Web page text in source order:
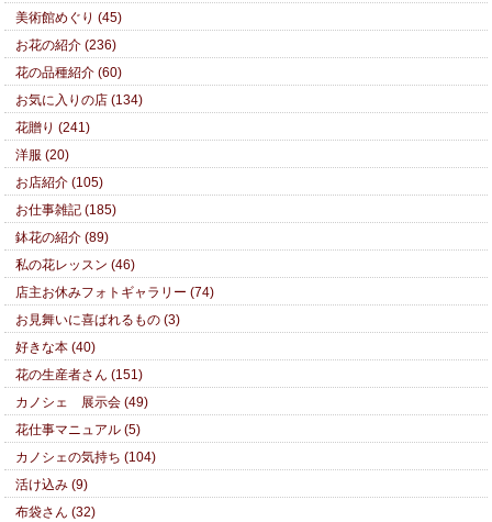
美術館めぐり (45)
お花の紹介 (236)
花の品種紹介 (60)
お気に入りの店 (134)
花贈り (241)
洋服 (20)
お店紹介 (105)
お仕事雑記 (185)
鉢花の紹介 (89)
私の花レッスン (46)
店主お休みフォトギャラリー (74)
お見舞いに喜ばれるもの (3)
好きな本 (40)
花の生産者さん (151)
カノシェ 展示会 (49)
花仕事マニュアル (5)
カノシェの気持ち (104)
活け込み (9)
布袋さん (32)